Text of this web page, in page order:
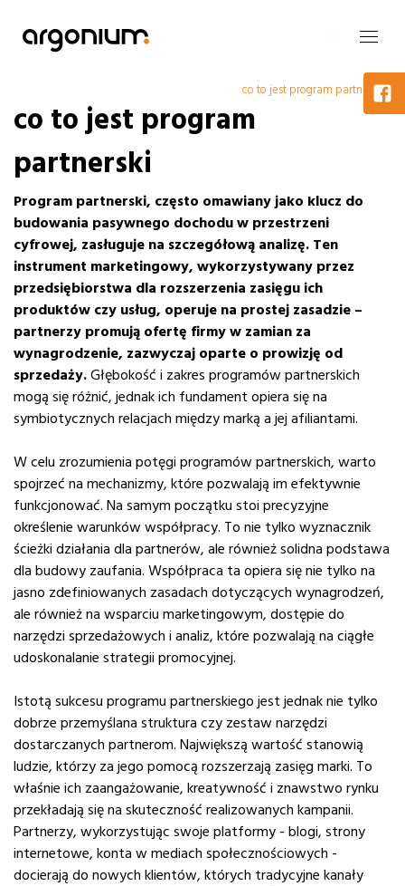
co to jest program partnerski
co to jest program
partnerski
Program partnerski, często omawiany jako klucz do
budowania pasywnego dochodu w przestrzeni
cyfrowej, zasługuje na szczegółową analizę. Ten
instrument marketingowy, wykorzystywany przez
przedsiębiorstwa dla rozszerzenia zasięgu ich
produktów czy usług, operuje na prostej zasadzie –
partnerzy promują ofertę firmy w zamian za
wynagrodzenie, zazwyczaj oparte o prowizję od
sprzedaży.Głębokość i zakres programów partnerskich
mogą się różnić, jednak ich fundament opiera się na
symbiotycznych relacjach między marką a jej afiliantami.
W celu zrozumienia potęgi programów partnerskich, warto
spojrzeć na mechanizmy, które pozwalają im efektywnie
funkcjonować. Na samym początku stoi precyzyjne
określenie warunków współpracy. To nie tylko wyznacznik
ścieżki działania dla partnerów, ale również solidna podstawa
dla budowy zaufania. Współpraca ta opiera się nie tylko na
jasno zdefiniowanych zasadach dotyczących wynagrodzeń,
ale również na wsparciu marketingowym, dostępie do
narzędzi sprzedażowych i analiz, które pozwalają na ciągłe
udoskonalanie strategii promocyjnej.
Istotą sukcesu programu partnerskiego jest jednak nie tylko
dobrze przemyślana struktura czy zestaw narzędzi
dostarczanych partnerom. Największą wartość stanowią
ludzie, którzy za jego pomocą rozszerzają zasięg marki. To
właśnie ich zaangażowanie, kreatywność i znawstwo rynku
przekładają się na skuteczność realizowanych kampanii.
Partnerzy, wykorzystując swoje platformy - blogi, strony
internetowe, konta w mediach społecznościowych -
docierają do nowych klientów, których tradycyjne kanały